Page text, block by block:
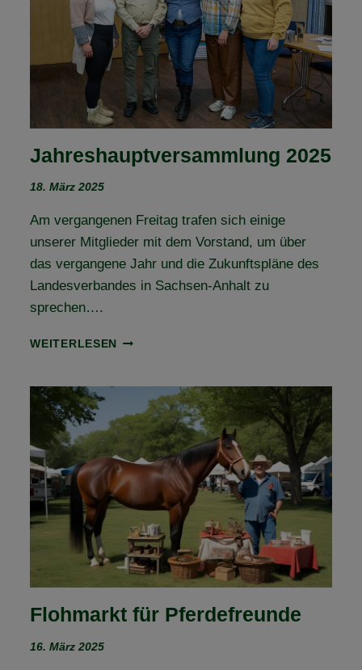
Jahreshauptversammlung 2025
18. März 2025
Am vergangenen Freitag trafen sich einige
unserer Mitglieder mit dem Vorstand, um über
das vergangene Jahr und die Zukunftspläne des
Landesverbandes in Sachsen-Anhalt zu
sprechen….
WEITERLESEN
JAHRESHAUPTVERSAMMLUNG
Flohmarkt für Pferdefreunde
16. März 2025